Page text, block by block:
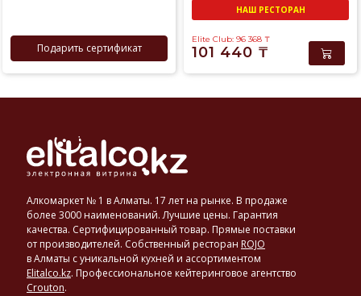
Подарить сертификат
НАШ РЕСТОРАН
Elite Club: 96 368 ₸
101 440 ₸
Алкомаркет № 1 в Алматы. 17 лет на рынке. В продаже
более 3000 наименований. Лучшие цены. Гарантия
качества. Сертифицированный товар. Прямые поставки
от производителей. Собственный ресторан ROJO
в Алматы с уникальной кухней и ассортиментом
Elitalco.kz. Профессиональное кейтеринговое агентство
Crouton.